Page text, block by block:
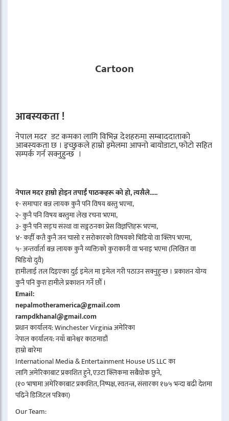
Cartoon
आबस्यकता !
नेपाल मदर डट कमका लागि विभिन्न देशहरुमा सम्बाददाताको
आबस्यकता छ । इच्छुकले हाम्रो इमेलमा आफ्नो बायोडाटा, फोटो सहित
सम्पर्क गर्न सक्नुहुन्छ ।
नेपाल मदर हाम्रो होइन तपाईँ पाठकहरू को हो, त्यसैले.....
१- समाचार बन्न लायक कुनै पनि विषय बस्तु भएमा,
२- कुनै पनि विषय बस्तुमा लेख रचना भएमा,
३- कुनै पनि सङ्घ संस्था वा सङ्गठनका प्रेस विज्ञप्तिहरू भएमा,
४- कहीँ कतै कुनै जन चासो र सरोकारको विषयको भिडियो वा क्लिप भएमा,
५- अन्तर्वार्ता बन्न लायक कुनै व्यक्तिको कुराकानी वा भनाइ भएमा (लिखित वा
भिडियो दुवै)
हामीलाई तल दिइएका दुई इमेल मा इमेल गरी पठाउन सक्नुहुन्छ । प्रकाशन योग्य
कुनै पनि कुरा हामीले प्रकाशन गर्ने छौँ ।
Email:
nepalmotheramerica@gmail.com
rampdkhanal@gmail.com
प्रधान कार्यालय: Winchester Virginia अमेरिका
नेपाल कार्यालय: नयाँ बानेश्वर काठमाडौं
हाम्रो बारेमा
International Media & Entertainment House US LLC का
लागि अमेरिकाबाट प्रकाशित हुने, एउटा क्लिकमा सबैथोक छुने,
(१० भाषामा अमेरिकाबाट प्रकाशित, निष्पक्ष, स्वतन्त्र, संसारका १७५ भन्दा बढी देशमा
पढिने डिजिटल पत्रिका)
Our Team: